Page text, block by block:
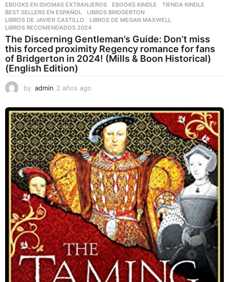
EBOOKS EN IDIOMAS EXTRANJEROS ,EBOOKS KINDLE ,TIENDA KINDLE
BEST SELLERS EN ESPAÑOL
,LIBROS BRIDGERTON
LIBROS DE JAVIER CASTILLO
,LIBROS DE MEGAN MAXWELL
LIBROS RECOMENDADOS 2024
The Discerning Gentleman’s Guide: Don’t miss
this forced proximity Regency romance for fans
of Bridgerton in 2024! (Mills & Boon Historical)
(English Edition)
by admin 2 años ago
ñ
o
s
a
g
o